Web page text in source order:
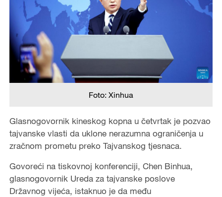
Foto: Xinhua
Glasnogovornik kineskog kopna u četvrtak je pozvao
tajvanske vlasti da uklone nerazumna ograničenja u
zračnom prometu preko Tajvanskog tjesnaca.
Govoreći na tiskovnoj konferenciji, Chen Binhua,
glasnogovornik Ureda za tajvanske poslove
Državnog vijeća, istaknuo je da među